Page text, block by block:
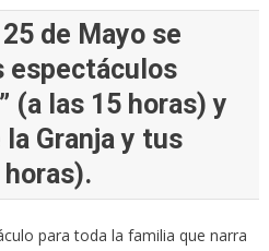
de Mayo se
espectáculos
(a las 15 horas) y
la Granja y tus
para toda la familia que narra